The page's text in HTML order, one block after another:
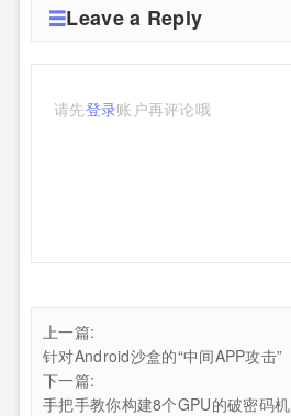
Leave a Reply
请先登录账户再评论哦
上一篇:
针对Android沙盒的“中间APP攻击”
下一篇:
手把手教你构建8个GPU的破密码机